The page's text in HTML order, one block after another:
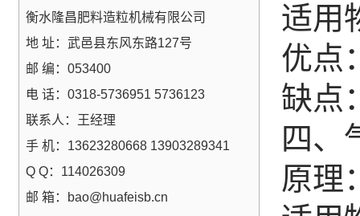
适用
优点
缺点
四、
原理
衡水隆昌肥料造粒机械有限公司
地 址：武邑县东风东路127号
邮 编：053400
电 话：0318-5736951 5736123
联系人：王经理
手 机：13623280668 13903289341
Q Q：114026309
邮 箱：bao@huafeisb.cn